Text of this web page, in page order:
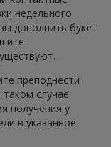
недельного
дополнить букет
преподнести
случае
получения у
в указанное